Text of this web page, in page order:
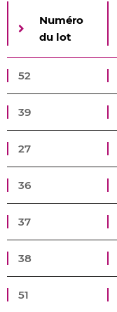
Numéro
du lot
52
39
27
36
37
38
51